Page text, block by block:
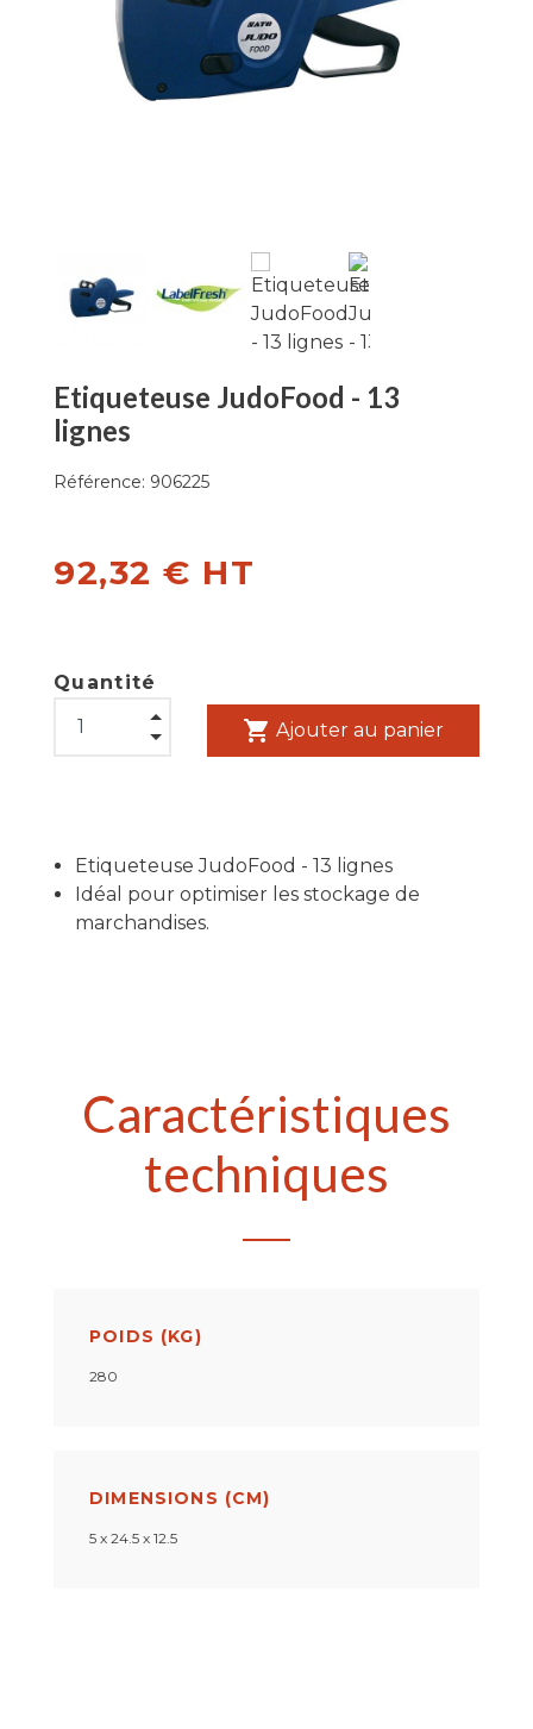
Etiqueteuse JudoFood - 13
lignes
Référence: 906225
92,32 € HT
Quantité
shopping_cart Ajouter au panier
Etiqueteuse JudoFood - 13 lignes
Idéal pour optimiser les stockage de
marchandises.
Caractéristiques
techniques
POIDS (KG)
280
DIMENSIONS (CM)
5 x 24.5 x 12.5